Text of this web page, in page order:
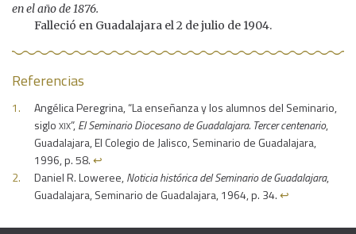
en el año de 1876.
Falleció en Guadalajara el 2 de julio de 1904.
Referencias
Angélica Peregrina, “La enseñanza y los alumnos del Seminario,
sigloxix”,El Seminario Diocesano de Guadalajara. Tercer centenario,
Guadalajara, El Colegio de Jalisco, Seminario de Guadalajara,
1996, p. 58.↩︎
Daniel R. Loweree,Noticia histórica del Seminario de Guadalajara,
Guadalajara, Seminario de Guadalajara, 1964, p. 34.↩︎